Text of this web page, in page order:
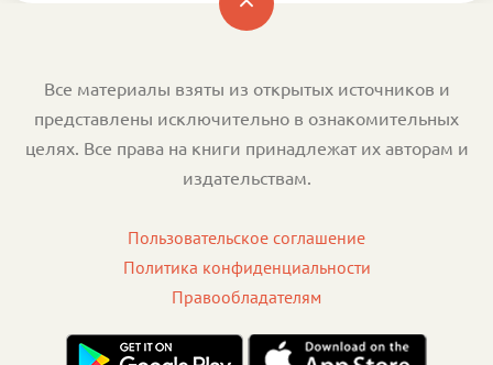
Все материалы взяты из открытых источников и
представлены исключительно в ознакомительных
целях. Все права на книги принадлежат их авторам и
издательствам.
Пользовательское соглашение
Политика конфиденциальности
Правообладателям